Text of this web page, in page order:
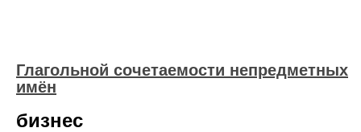
Глагольной сочетаемости непредметных
имён
бизнес